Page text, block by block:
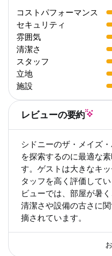
If your stay dates fall
January, please note the
processed from 1st December.
Card provided at time of
payment decline,
Any cancellations after 1st
cancellation fee equal to that
refunds will be given.'
コストパフォーマンス
セキュリティ
雰囲気
清潔さ
スタッフ
立地
施設
レビューの要約
シドニーのザ・メイズ
を探索するのに最適な
す。ゲストは大きなキ
タッフを高く評価して
ビューでは、部屋が暑
清潔さや設備の古さに
摘されています。